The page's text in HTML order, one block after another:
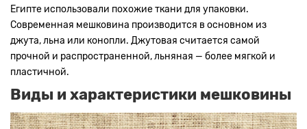
Египте использовали похожие ткани для упаковки.
Современная мешковина производится в основном из
джута, льна или конопли. Джутовая считается самой
прочной и распространенной, льняная — более мягкой и
пластичной.
Виды и характеристики мешковины